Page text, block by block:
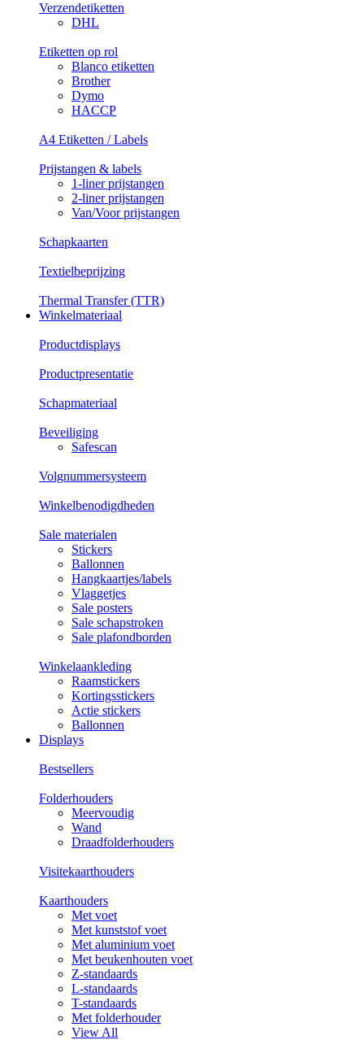
Verzendetiketten
DHL
Etiketten op rol
Blanco etiketten
Brother
Dymo
HACCP
A4 Etiketten / Labels
Prijstangen & labels
1-liner prijstangen
2-liner prijstangen
Van/Voor prijstangen
Schapkaarten
Textielbeprijzing
Thermal Transfer (TTR)
Winkelmateriaal
Productdisplays
Productpresentatie
Schapmateriaal
Beveiliging
Safescan
Volgnummersysteem
Winkelbenodigdheden
Sale materialen
Stickers
Ballonnen
Hangkaartjes/labels
Vlaggetjes
Sale posters
Sale schapstroken
Sale plafondborden
Winkelaankleding
Raamstickers
Kortingsstickers
Actie stickers
Ballonnen
Displays
Bestsellers
Folderhouders
Meervoudig
Wand
Draadfolderhouders
Visitekaarthouders
Kaarthouders
Met voet
Met kunststof voet
Met aluminium voet
Met beukenhouten voet
Z-standaards
L-standaards
T-standaards
Met folderhouder
View All